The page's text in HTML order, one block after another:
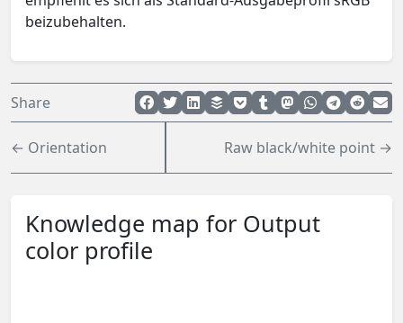
beizubehalten.
Share
← Orientation Raw black/white point →
Knowledge map for Output
color profile